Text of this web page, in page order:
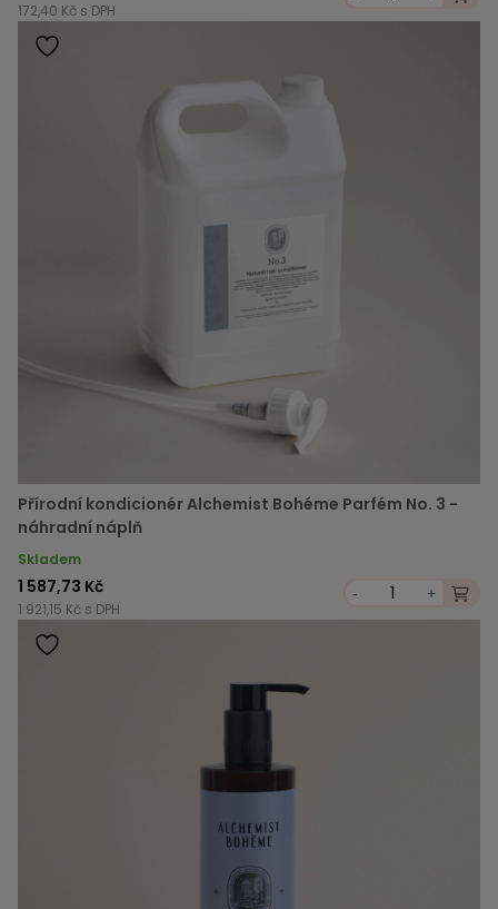
172,40 Kč s DPH
Přírodní kondicionér Alchemist Bohéme Parfém No. 3 -
náhradní náplň
Skladem
1 587,73 Kč
1 921,15 Kč s DPH
- +